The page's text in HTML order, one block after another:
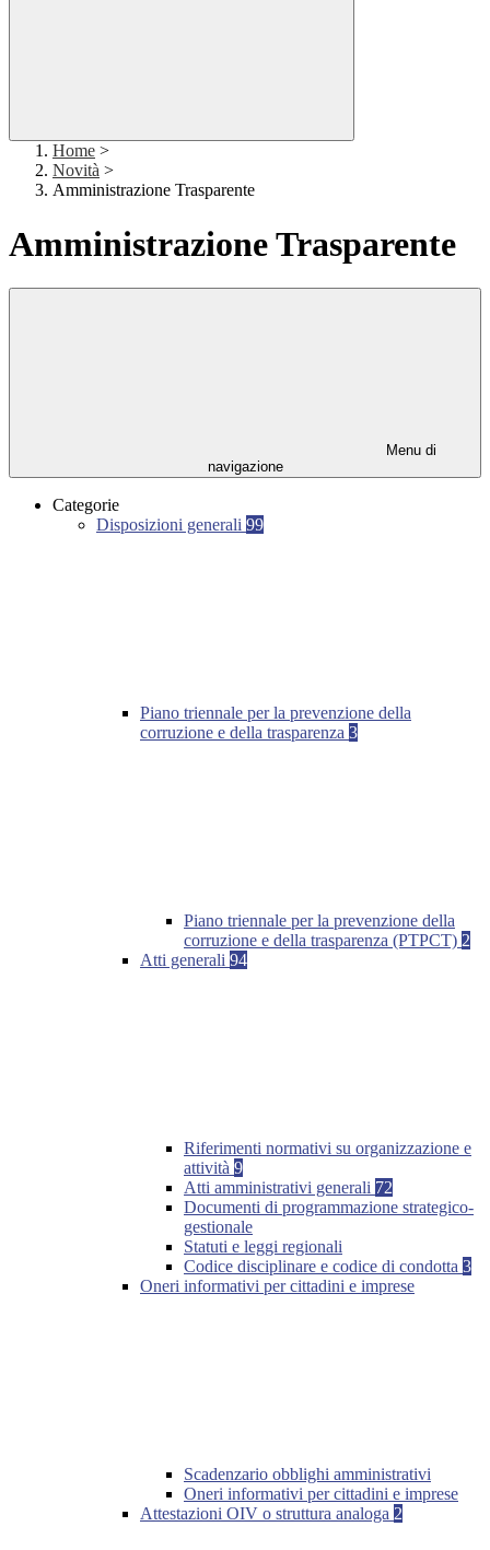
Home >
Novità >
Amministrazione Trasparente
Amministrazione Trasparente
Menu di
navigazione
Categorie
Disposizioni generali 99
Piano triennale per la prevenzione della
corruzione e della trasparenza 3
Piano triennale per la prevenzione della
corruzione e della trasparenza (PTPCT) 2
Atti generali 94
Riferimenti normativi su organizzazione e
attività 9
Atti amministrativi generali 72
Documenti di programmazione strategico-
gestionale
Statuti e leggi regionali
Codice disciplinare e codice di condotta 3
Oneri informativi per cittadini e imprese
Scadenzario obblighi amministrativi
Oneri informativi per cittadini e imprese
Attestazioni OIV o struttura analoga 2